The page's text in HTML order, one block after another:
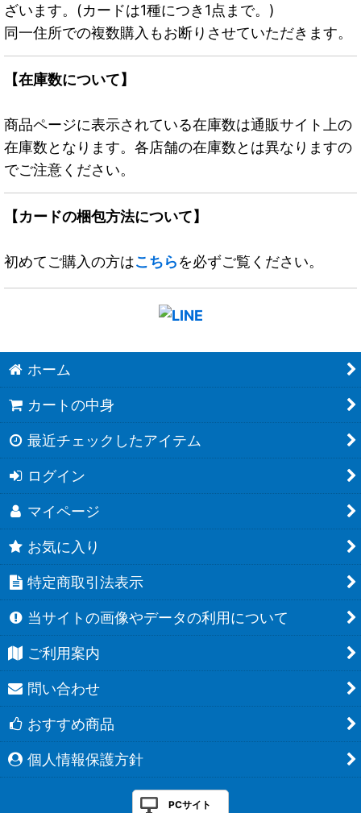
ざいます。(カードは1種につき1点まで。)
同一住所での複数購入もお断りさせていただきます。
【在庫数について】
商品ページに表示されている在庫数は通販サイト上の
在庫数となります。各店舗の在庫数とは異なりますの
でご注意ください。
【カードの梱包方法について】
初めてご購入の方はこちらを必ずご覧ください。
ホーム
カートの中身
最近チェックしたアイテム
ログイン
マイページ
お気に入り
特定商取引法表示
当サイトの画像やデータの利用について
ご利用案内
問い合わせ
おすすめ商品
個人情報保護方針
PCサイト